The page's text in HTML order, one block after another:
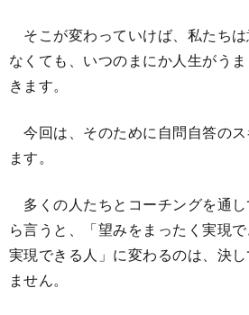
そこが変わっていけば、私たち
なくても、いつのまにか人生がう
きます。
今回は、そのために自問自答の
ます。
多くの人たちとコーチングを通
ら言うと、「望みをまったく実現
実現できる人」に変わるのは、決
ません。